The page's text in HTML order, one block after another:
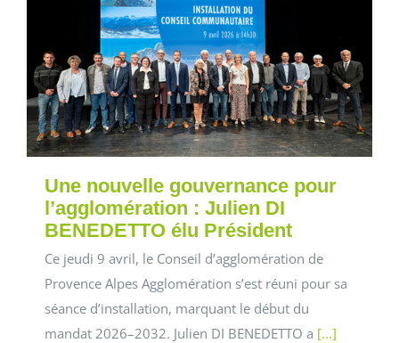
Une nouvelle gouvernance pour
l’agglomération : Julien DI
BENEDETTO élu Président
Ce jeudi 9 avril, le Conseil d’agglomération de
Provence Alpes Agglomération s’est réuni pour sa
séance d’installation, marquant le début du
mandat 2026–2032. Julien DI BENEDETTO a [...]